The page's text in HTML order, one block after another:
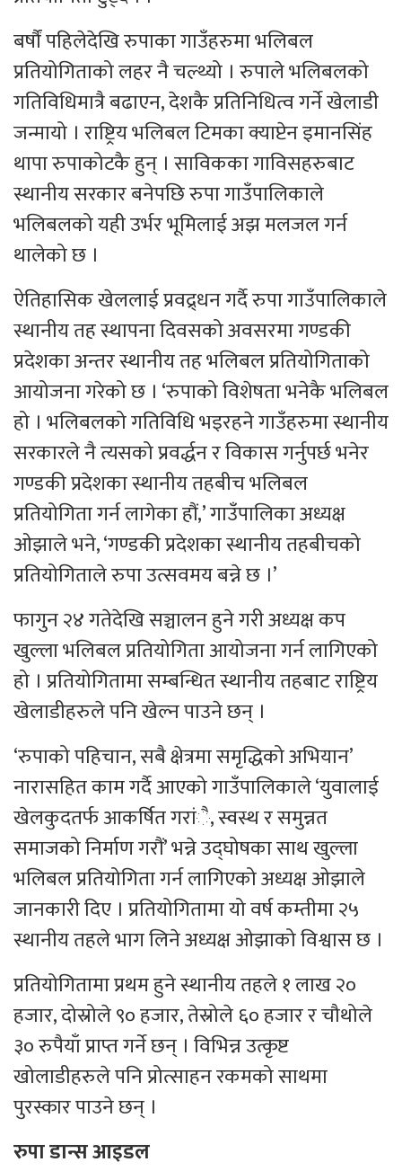
बर्षौं पहिलेदेखि रुपाका गाउँहरुमा भलिबल
प्रतियोगिताको लहर नै चल्थ्यो । रुपाले भलिबलको
गतिविधिमात्रै बढाएन, देशकै प्रतिनिधित्व गर्ने खेलाडी
जन्मायो । राष्ट्रिय भलिबल टिमका क्याप्टेन इमानसिंह
थापा रुपाकोटकै हुन् । साविकका गाविसहरुबाट
स्थानीय सरकार बनेपछि रुपा गाउँपालिकाले
भलिबलको यही उर्भर भूमिलाई अझ मलजल गर्न
थालेको छ ।
ऐतिहासिक खेललाई प्रवद्र्धन गर्दै रुपा गाउँपालिकाले
स्थानीय तह स्थापना दिवसको अवसरमा गण्डकी
प्रदेशका अन्तर स्थानीय तह भलिबल प्रतियोगिताको
आयोजना गरेको छ । ‘रुपाको विशेषता भनेकै भलिबल
हो । भलिबलको गतिविधि भइरहने गाउँहरुमा स्थानीय
सरकारले नै त्यसको प्रवर्द्धन र विकास गर्नुपर्छ भनेर
गण्डकी प्रदेशका स्थानीय तहबीच भलिबल
प्रतियोगिता गर्न लागेका हौं,’ गाउँपालिका अध्यक्ष
ओझाले भने, ‘गण्डकी प्रदेशका स्थानीय तहबीचको
प्रतियोगिताले रुपा उत्सवमय बन्ने छ ।’
फागुन २४ गतेदेखि सञ्चालन हुने गरी अध्यक्ष कप
खुल्ला भलिबल प्रतियोगिता आयोजना गर्न लागिएको
हो । प्रतियोगितामा सम्बन्धित स्थानीय तहबाट राष्ट्रिय
खेलाडीहरुले पनि खेल्न पाउने छन् ।
‘रुपाको पहिचान, सबै क्षेत्रमा समृद्धिको अभियान’
नारासहित काम गर्दै आएको गाउँपालिकाले ‘युवालाई
खेलकुदतर्फ आकर्षित गरांै, स्वस्थ र समुन्नत
समाजको निर्माण गरौं’ भन्ने उद्घोषका साथ खुल्ला
भलिबल प्रतियोगिता गर्न लागिएको अध्यक्ष ओझाले
जानकारी दिए । प्रतियोगितामा यो वर्ष कम्तीमा २५
स्थानीय तहले भाग लिने अध्यक्ष ओझाको विश्वास छ ।
प्रतियोगितामा प्रथम हुने स्थानीय तहले १ लाख २०
हजार, दोस्रोले ९० हजार, तेस्रोले ६० हजार र चौथोले
३० रुपैयाँ प्राप्त गर्ने छन् । विभिन्न उत्कृष्ट
खोलाडीहरुले पनि प्रोत्साहन रकमको साथमा
पुरस्कार पाउने छन् ।
रुपा डान्स आइडल